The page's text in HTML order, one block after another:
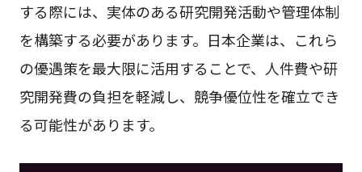
する際には、実体のある研究開発活動や管理体制
を構築する必要があります。日本企業は、これら
の優遇策を最大限に活用することで、人件費や研
究開発費の負担を軽減し、競争優位性を確立でき
る可能性があります。